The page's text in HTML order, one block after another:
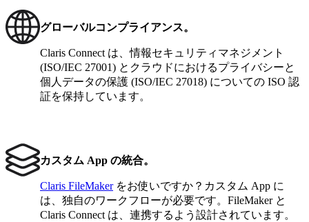
グローバルコンプライアンス。
Claris Connect は、情報セキュリティマネジメント
(ISO/IEC 27001) とクラウドにおけるプライバシーと
個人データの保護 (ISO/IEC 27018) についての ISO 認
証を保持しています。
カスタム App の統合。
Claris FileMakerをお使いですか？カスタム App に
は、独自のワークフローが必要です。FileMaker と
Claris Connect は、連携するよう設計されています。